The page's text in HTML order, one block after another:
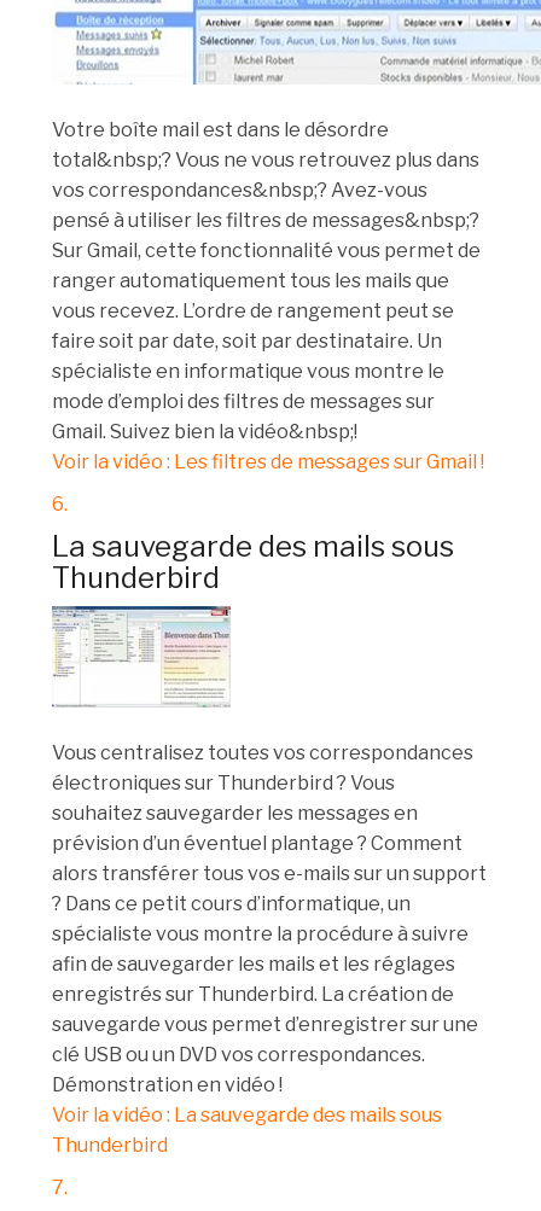
Votre boîte mail est dans le désordre
total&nbsp;? Vous ne vous retrouvez plus dans
vos correspondances&nbsp;? Avez-vous
pensé à utiliser les filtres de messages&nbsp;?
Sur Gmail, cette fonctionnalité vous permet de
ranger automatiquement tous les mails que
vous recevez. L’ordre de rangement peut se
faire soit par date, soit par destinataire. Un
spécialiste en informatique vous montre le
mode d’emploi des filtres de messages sur
Gmail. Suivez bien la vidéo&nbsp;!
Voir la vidéo : Les filtres de messages sur Gmail !
6.
La sauvegarde des mails sous
Thunderbird
Vous centralisez toutes vos correspondances
électroniques sur Thunderbird ? Vous
souhaitez sauvegarder les messages en
prévision d’un éventuel plantage ? Comment
alors transférer tous vos e-mails sur un support
? Dans ce petit cours d’informatique, un
spécialiste vous montre la procédure à suivre
afin de sauvegarder les mails et les réglages
enregistrés sur Thunderbird. La création de
sauvegarde vous permet d’enregistrer sur une
clé USB ou un DVD vos correspondances.
Démonstration en vidéo !
Voir la vidéo : La sauvegarde des mails sous
Thunderbird
7.